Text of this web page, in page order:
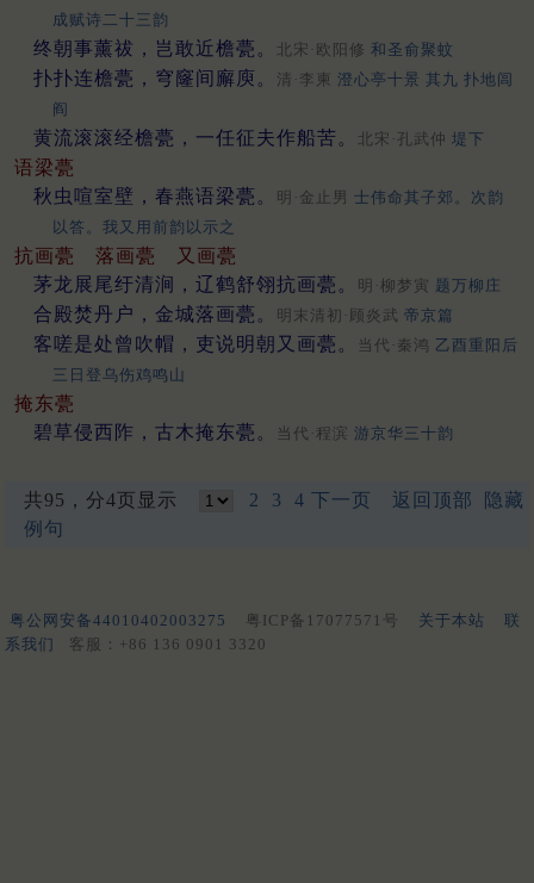
成赋诗二十三韵
终朝事薰祓，岂敢近檐甍。 北宋·欧阳修 和圣俞聚蚊
扑扑连檐甍，穹窿间廨庾。 清·李柬 澄心亭十景 其九 扑地闾
阎
黄流滚滚经檐甍，一任征夫作船苦。 北宋·孔武仲 堤下
语梁甍
秋虫喧室壁，春燕语梁甍。
明·金止男 士伟命其子郊。次韵
以答。我又用前韵以示之
抗画甍 落画甍
又画甍
茅龙展尾纡清涧，辽鹤舒翎抗画甍。
明·柳梦寅 题万柳庄
合殿焚丹户，金城落画甍。 明末清初·顾炎武 帝京篇
客嗟是处曾吹帽，吏说明朝又画甍。 当代·秦鸿 乙酉重阳后
三日登乌伤鸡鸣山
掩东甍
碧草侵西阼，古木掩东甍。
当代·程滨 游京华三十韵
共95，分4页显示 2 3 4 下一页 返回顶部
隐藏
例句
粤公网安备44010402003275 粤ICP备17077571号 关于本站
联
系我们
客服：+86 136 0901 3320